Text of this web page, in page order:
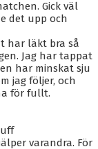
Gick väl
det upp och
har läkt bra så
Jag har tappat
har minskat sju
jag följer, och
för fullt.
varandra. För